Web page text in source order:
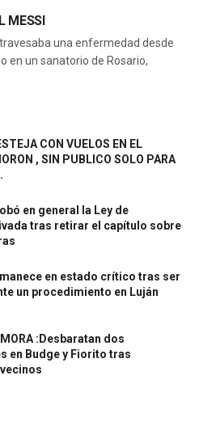
MESSI
una enfermedad desde
en un sanatorio de Rosario,
CON VUELOS EN EL
, SIN PUBLICO SOLO PARA
en general la Ley de
tras retirar el capítulo sobre
en estado crítico tras ser
un procedimiento en Luján
:Desbaratan dos
en Budge y Fiorito tras